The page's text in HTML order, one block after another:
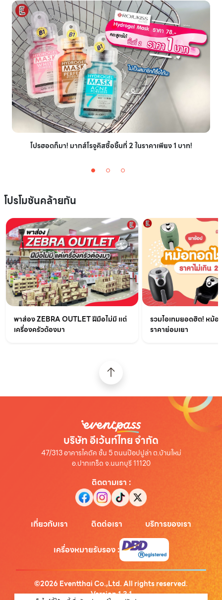
โปรฮอตก็มา! มากส์โรจูคิสซื้อชิ้นที่ 2 ในราคาเพียง 1 บาท!
โปรโมชันคล้ายกัน
พาส่อง ZEBRA OUTLET ฝีมือไม่มี แต่
เครื่องครัวต้องมา
รวมไอเทมยอดฮิต! หม้อ
ราคาย่อมเยา
บริษัท อีเว้นท์ไทย จำกัด
47/313 อาคารไคตัค ชั้น 5 ถนนป๊อปปูล่า ต.บ้านใหม่
อ.ปากเกร็ด จ.นนทบุรี 11120
ติดตามเรา :
เกี่ยวกับเรา ติดต่อเรา บริการของเรา
เครื่องหมายรับรอง:
©2026 Eventthai Co.,Ltd. All rights reserved.
Version1.3.1